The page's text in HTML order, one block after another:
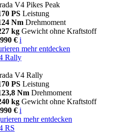
V4 Pikes Peak
PS Leistung
Nm Drehmoment
kg Gewicht ohne Kraftstoff
€ i
mehr entdecken
Rally
V4 Rally
PS Leistung
Nm Drehmoment
kg Gewicht ohne Kraftstoff
€ i
mehr entdecken
RS